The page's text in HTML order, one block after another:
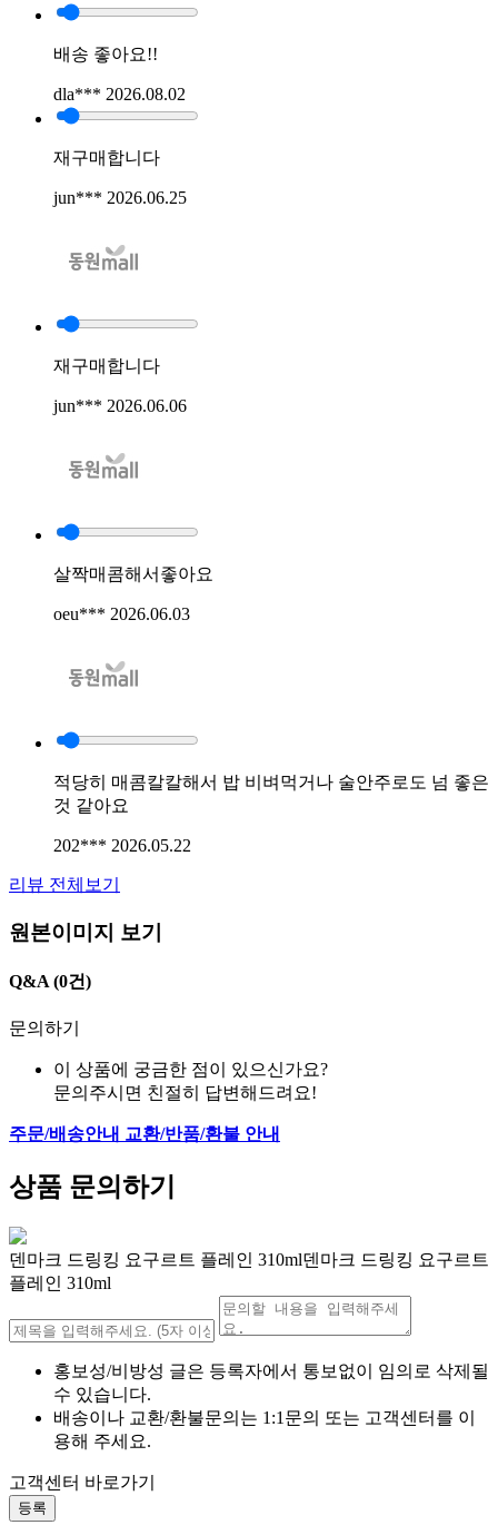
배송 좋아요!!
dla*** 2026.08.02
재구매합니다
jun*** 2026.06.25
재구매합니다
jun*** 2026.06.06
살짝매콤해서좋아요
oeu*** 2026.06.03
적당히 매콤칼칼해서 밥 비벼먹거나 술안주로도 넘 좋은
것 같아요
202*** 2026.05.22
리뷰 전체보기
원본이미지 보기
Q&A(0건)
문의하기
이 상품에 궁금한 점이 있으신가요?
문의주시면 친절히 답변해드려요!
주문/배송안내 교환/반품/환불 안내
상품 문의하기
덴마크 드링킹 요구르트 플레인 310ml덴마크 드링킹 요구르트
플레인 310ml
홍보성/비방성 글은 등록자에서 통보없이 임의로 삭제될
수 있습니다.
배송이나 교환/환불문의는 1:1문의 또는 고객센터를 이
용해 주세요.
고객센터 바로가기
등록